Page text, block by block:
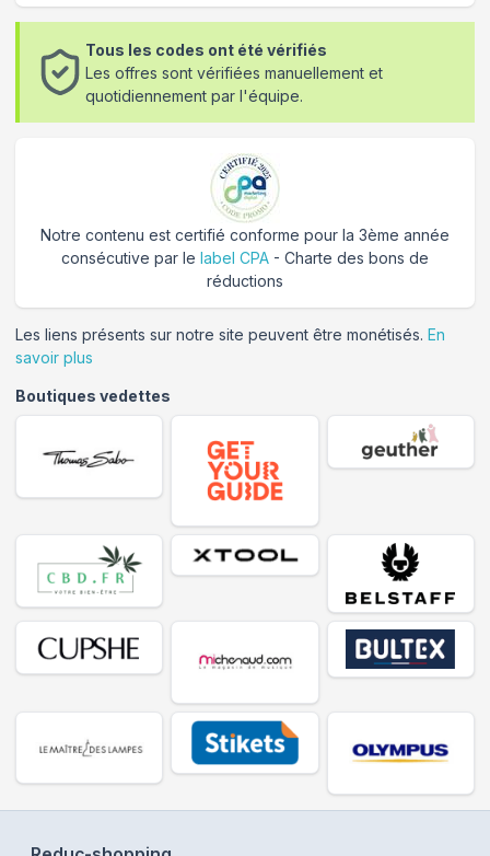
Tous les codes ont été vérifiés
Les offres sont vérifiées manuellement et
quotidiennement par l'équipe.
Notre contenu est certifié conforme pour la 3ème année
consécutive par le label CPA - Charte des bons de
réductions
Les liens présents sur notre site peuvent être monétisés. En
savoir plus
Boutiques vedettes